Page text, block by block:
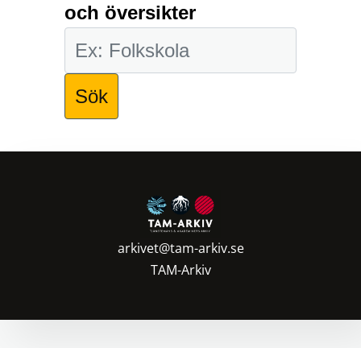
och översikter
arkivet@tam-arkiv.se
TAM-Arkiv